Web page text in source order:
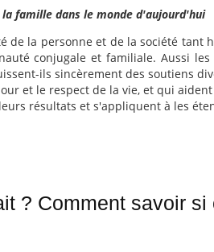
famille dans le monde d'aujourd'hui
de la personne et de la société
conjugale et familiale. Aussi
ils sincèrement des soutiens
et le respect de la vie, et qui
résultats et s'appliquent à les
? Comment savoir si